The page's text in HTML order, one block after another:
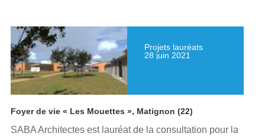
Projets lauréats
28 juin 2021
Foyer de vie « Les Mouettes », Matignon (22)
SABA Architectes est lauréat de la consultation pour la